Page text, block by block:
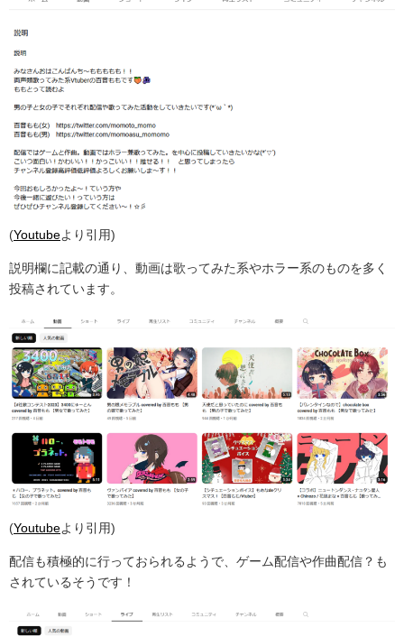
(Youtubeより引用)
説明欄に記載の通り、動画は歌ってみた系やホラー系のものを多く
投稿されています。
(Youtubeより引用)
配信も積極的に行っておられるようで、ゲーム配信や作曲配信？も
されているそうです！